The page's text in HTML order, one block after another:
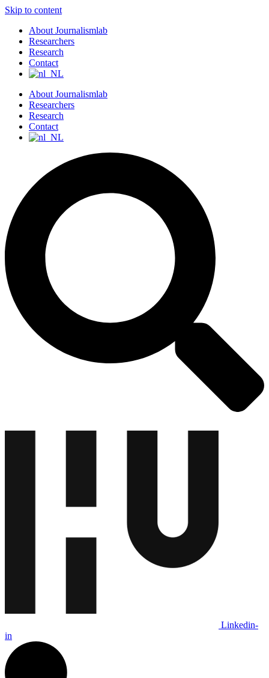
Skip to content
About Journalismlab
Researchers
Research
Contact
About Journalismlab
Researchers
Research
Contact
Linkedin-
in